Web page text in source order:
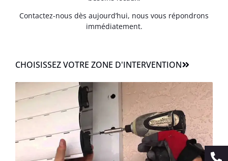
Contactez-nous dès aujourd’hui, nous vous répondrons
immédiatement.
CHOISISSEZ VOTRE ZONE D'INTERVENTION